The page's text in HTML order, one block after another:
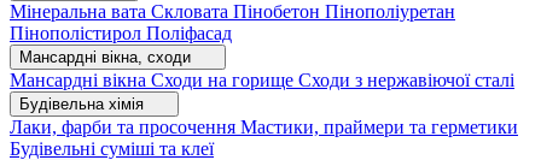
Мінеральна вата Скловата Пінобетон Пінополіуретан
Пінополістирол Поліфасад
Мансардні вікна, сходи
Мансардні вікна Сходи на горище Сходи з нержавіючої сталі
Будівельна хімія
Лаки, фарби та просочення Мастики, праймери та герметики
Будівельні суміші та клеї